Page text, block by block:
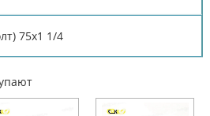
75х1 1/4